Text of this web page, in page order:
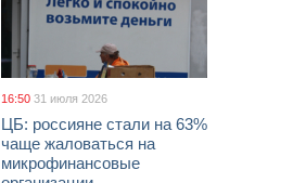
16:50 31 июля 2026
ЦБ: россияне стали на 63%
чаще жаловаться на
микрофинансовые